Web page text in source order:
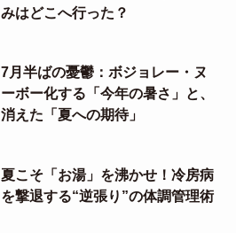
みはどこへ行った？
7月半ばの憂鬱：ボジョレー・ヌ
ーボー化する「今年の暑さ」と、
消えた「夏への期待」
夏こそ「お湯」を沸かせ！冷房病
を撃退する“逆張り”の体調管理術